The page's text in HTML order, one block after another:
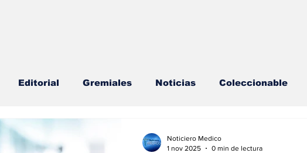
Editorial Gremiales Noticias Coleccionable
Mental
Noticiero Medico
1 nov 2025
0 min de lectura